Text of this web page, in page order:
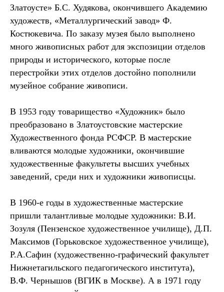
Златоусте» Б.С. Худякова, окончившего Академию
художеств, «Металлургический завод» Ф.
Костюкевича. По заказу музея было выполнено
много живописных работ для экспозиции отделов
природы и исторического, которые после
перестройки этих отделов достойно пополнили
музейное собрание живописи.
В 1953 году товарищество «Художник» было
преобразовано в Златоустовские мастерские
Художественного фонда РСФСР. В мастерские
вливаются молодые художники, окончившие
художественные факультеты высших учебных
заведений, среди них и художники живописцы.
В 1960-е годы в художественные мастерские
пришли талантливые молодые художники: В.И.
Зозуля (Пензенское художественное училище), Д.П.
Максимов (Горьковское художественное училище),
Р.А.Сафин (художественно-графический факультет
Нижнетагильского педагогического института),
В.Ф. Чернышов (ВГИК в Москве). А в 1971 году